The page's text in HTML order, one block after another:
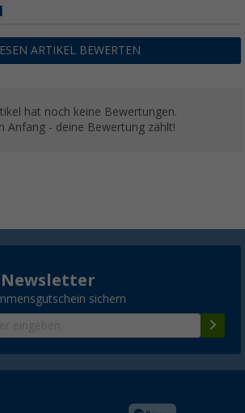
ARTIKEL BEWERTEN
hat noch keine Bewertungen.
Anfang - deine Bewertung zählt!
sichern